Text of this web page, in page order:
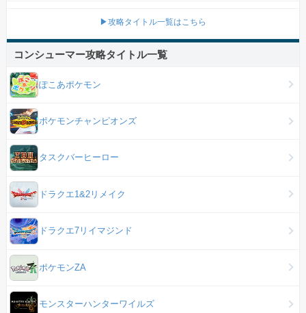
▶攻略タイトル一覧はこちら
コンシューマー攻略タイトル一覧
ぽこあポケモン
ポケモンチャンピオンズ
タスクバーヒーロー
ドラクエ1&2リメイク
ドラクエ7リイマジンド
ポケモンZA
モンスターハンターワイルズ